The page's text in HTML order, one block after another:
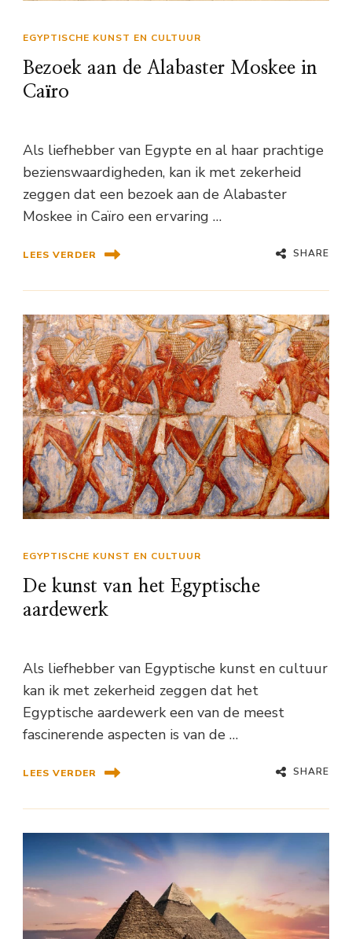
EGYPTISCHE KUNST EN CULTUUR
Bezoek aan de Alabaster Moskee in
Caïro
Als liefhebber van Egypte en al haar prachtige
bezienswaardigheden, kan ik met zekerheid
zeggen dat een bezoek aan de Alabaster
Moskee in Caïro een ervaring …
LEES VERDER SHARE
EGYPTISCHE KUNST EN CULTUUR
De kunst van het Egyptische
aardewerk
Als liefhebber van Egyptische kunst en cultuur
kan ik met zekerheid zeggen dat het
Egyptische aardewerk een van de meest
fascinerende aspecten is van de …
LEES VERDER SHARE